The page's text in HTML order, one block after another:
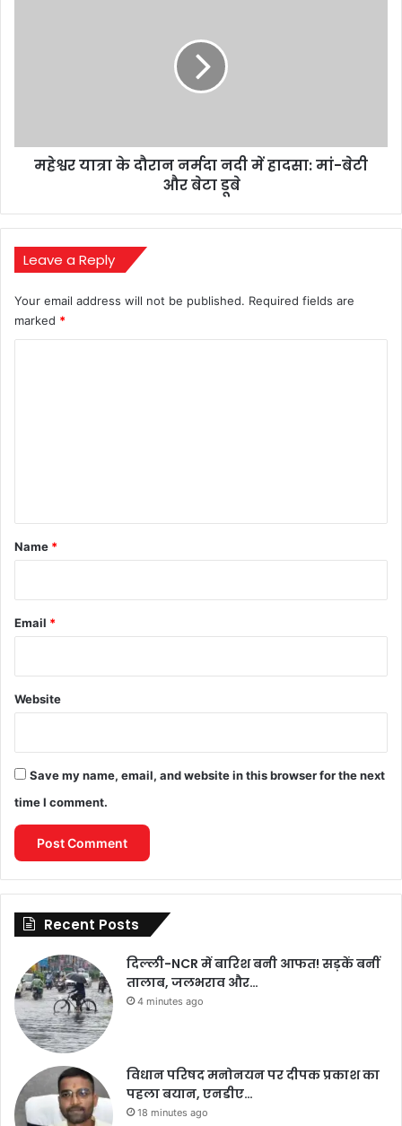
मां-
महेश्वर यात्रा के दौरान नर्मदा नदी में हादसा: मां-बेटी
और बेटा डूबे
Leave a Reply
Your email address will not be published. Required fields are
marked *
*
Name *
Email *
Website
Save my name, email, and website in this browser for the next
time I comment.
Recent Posts
दिल्ली-NCR में बारिश बनी आफत! सड़कें बनीं
तालाब, जलभराव और…
4 minutes ago
विधान परिषद मनोनयन पर दीपक प्रकाश का
पहला बयान, एनडीए…
18 minutes ago